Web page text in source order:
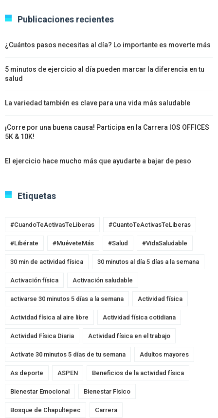
Publicaciones recientes
¿Cuántos pasos necesitas al día? Lo importante es moverte más
5 minutos de ejercicio al día pueden marcar la diferencia en tu
salud
La variedad también es clave para una vida más saludable
¡Corre por una buena causa! Participa en la Carrera IOS OFFICES
5K & 10K!
El ejercicio hace mucho más que ayudarte a bajar de peso
Etiquetas
#CuandoTeActivasTeLiberas #CuantoTeActivasTeLiberas
#Libérate #MuéveteMás #Salud #VidaSaludable
30 min de actividad física 30 minutos al día 5 días a la semana
Activación física Activación saludable
activarse 30 minutos 5 días a la semana Actividad física
Actividad física al aire libre Actividad física cotidiana
Actividad Física Diaria Actividad física en el trabajo
Actívate 30 minutos 5 días de tu semana Adultos mayores
As deporte ASPEN Beneficios de la actividad física
Bienestar Emocional Bienestar Físico
Bosque de Chapultepec Carrera